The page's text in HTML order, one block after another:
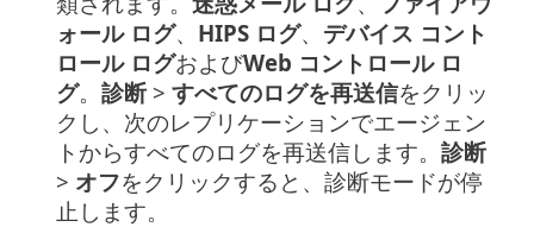
ォール ログ、 HIPS ログ、 デバイス コント
ロール ログおよびWeb コントロール ロ
グ。 診断 > すべてのログを再送信をクリッ
クし、次のレプリケーションでエージェン
トからすべてのログを再送信します。 診断
> オフをクリックすると、診断モードが停
止します。